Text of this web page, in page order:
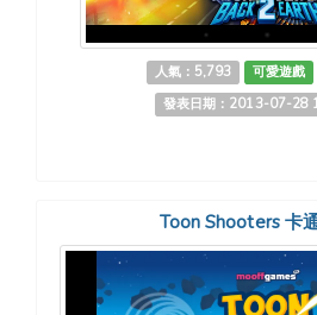
人氣：5,793 可愛遊戲
發表日期：2013-07-28
Toon Shooters 卡